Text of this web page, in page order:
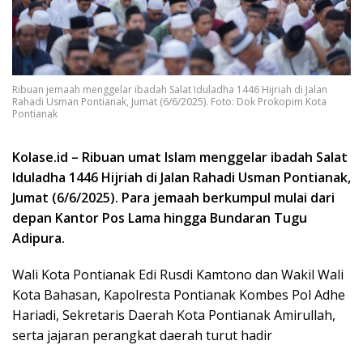
Ribuan jemaah menggelar ibadah Salat Iduladha 1446 Hijriah di Jalan
Rahadi Usman Pontianak, Jumat (6/6/2025). Foto: Dok Prokopim Kota
Pontianak
Kolase.id – Ribuan umat Islam menggelar ibadah Salat
Iduladha 1446 Hijriah di Jalan Rahadi Usman Pontianak,
Jumat (6/6/2025). Para jemaah berkumpul mulai dari
depan Kantor Pos Lama hingga Bundaran Tugu
Adipura.
Wali Kota Pontianak Edi Rusdi Kamtono dan Wakil Wali
Kota Bahasan, Kapolresta Pontianak Kombes Pol Adhe
Hariadi, Sekretaris Daerah Kota Pontianak Amirullah,
serta jajaran perangkat daerah turut hadir